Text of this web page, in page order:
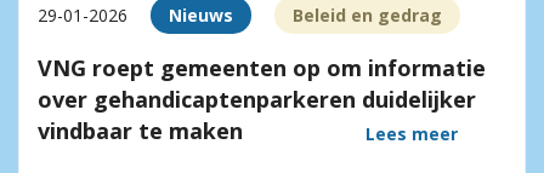
29-01-2026 Nieuws Beleid en gedrag
VNG roept gemeenten op om informatie
over gehandicaptenparkeren duidelijker
vindbaar te maken
Lees meer